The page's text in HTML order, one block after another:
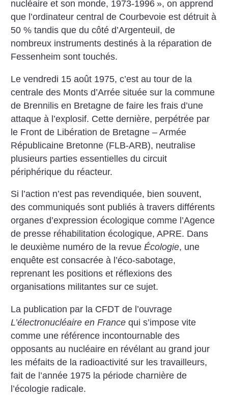
nucléaire et son monde, 1973-1996 », on apprend
que l’ordinateur central de Courbevoie est détruit à
50 % tandis que du côté d’Argenteuil, de
nombreux instruments destinés à la réparation de
Fessenheim sont touchés.
Le vendredi 15 août 1975, c’est au tour de la
centrale des Monts d’Arrée située sur la commune
de Brennilis en Bretagne de faire les frais d’une
attaque à l’explosif. Cette dernière, perpétrée par
le Front de Libération de Bretagne – Armée
Républicaine Bretonne (FLB-ARB), neutralise
plusieurs parties essentielles du circuit
périphérique du réacteur.
Si l’action n’est pas revendiquée, bien souvent,
des communiqués sont publiés à travers différents
organes d’expression écologique comme l’Agence
de presse réhabilitation écologique, APRE. Dans
le deuxième numéro de la revueÉcologie, une
enquête est consacrée à l’éco-sabotage,
reprenant les positions et réflexions des
organisations militantes sur ce sujet.
La publication par la CFDT de l’ouvrage
L’électronucléaire en France qui s’impose vite
comme une référence incontournable des
opposants au nucléaire en révélant au grand jour
les méfaits de la radioactivité sur les travailleurs,
fait de l’année 1975 la période charnière de
l’écologie radicale.